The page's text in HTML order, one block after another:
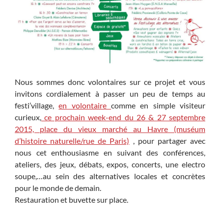
Nous sommes donc volontaires sur ce projet et vous
invitons cordialement à passer un peu de temps au
festi’village,en volontairecomme en simple visiteur
curieux, ce prochain week-end du 26 & 27 septembre
2015, place du vieux marché au Havre (muséum
d’histoire naturelle/rue de Paris) , pour partager avec
nous cet enthousiasme en suivant des conférences,
ateliers, des jeux, débats, expos, concerts, une electro
soupe,…au sein des alternatives locales et concrètes
pour le monde de demain.
Restauration et buvette sur place.